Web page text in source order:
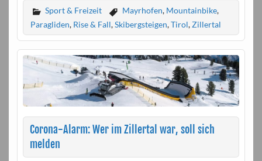
Sport & Freizeit Mayrhofen, Mountainbike,
Paragliden, Rise & Fall,Skibergsteigen,Tirol,Zillertal
Corona-Alarm: Wer im Zillertal war, soll sich
melden